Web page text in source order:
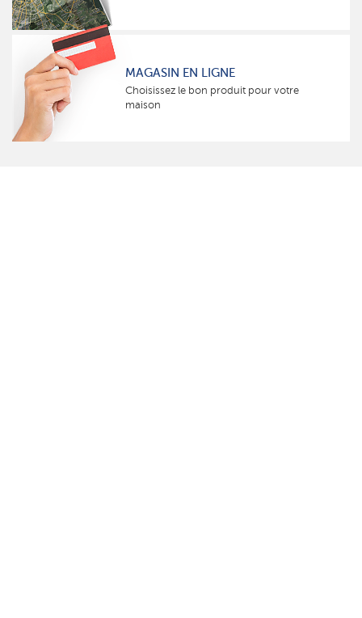
MAGASIN EN LIGNE
Choisissez le bon produit pour votre
maison